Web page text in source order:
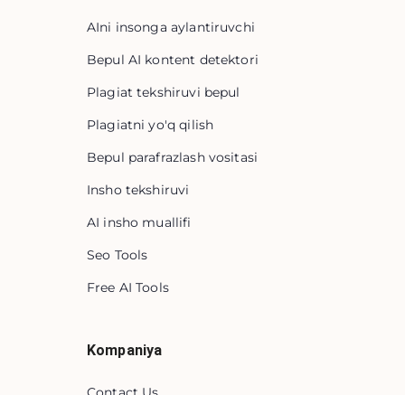
AIni insonga aylantiruvchi
Bepul AI kontent detektori
Plagiat tekshiruvi bepul
Plagiatni yo'q qilish
Bepul parafrazlash vositasi
Insho tekshiruvi
AI insho muallifi
Seo Tools
Free AI Tools
Kompaniya